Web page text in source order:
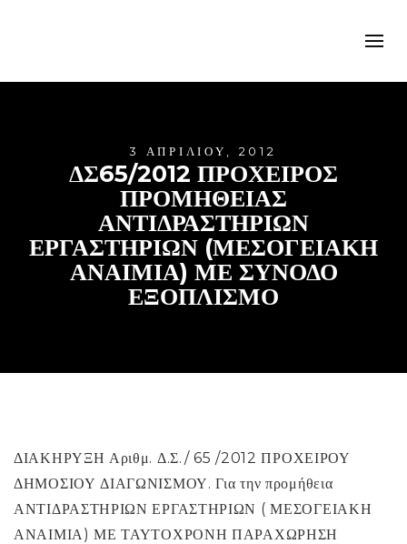
3 ΑΠΡΙΛΊΟΥ, 2012
ΔΣ65/2012 ΠΡΟΧΕΙΡΟΣ
ΠΡΟΜΗΘΕΙΑΣ
ΑΝΤΙΔΡΑΣΤΗΡΙΩΝ
ΕΡΓΑΣΤΗΡΙΩΝ (ΜΕΣΟΓΕΙΑΚΗ
ΑΝΑΙΜΙΑ) ΜΕ ΣΥΝΟΔΟ
ΕΞΟΠΛΙΣΜΟ
ΔΙΑΚΗΡΥΞΗ Αριθμ. Δ.Σ./ 65 /2012 ΠΡΟΧΕΙΡΟΥ
ΔΗΜΟΣΙΟΥ ΔΙΑΓΩΝΙΣΜΟΥ. Για την προμήθεια
ΑΝΤΙΔΡΑΣΤΗΡΙΩΝ ΕΡΓΑΣΤΗΡΙΩΝ ( ΜΕΣΟΓΕΙΑΚΗ
ΑΝΑΙΜΙΑ) ΜΕ ΤΑΥΤΟΧΡΟΝΗ ΠΑΡΑΧΩΡΗΣΗ